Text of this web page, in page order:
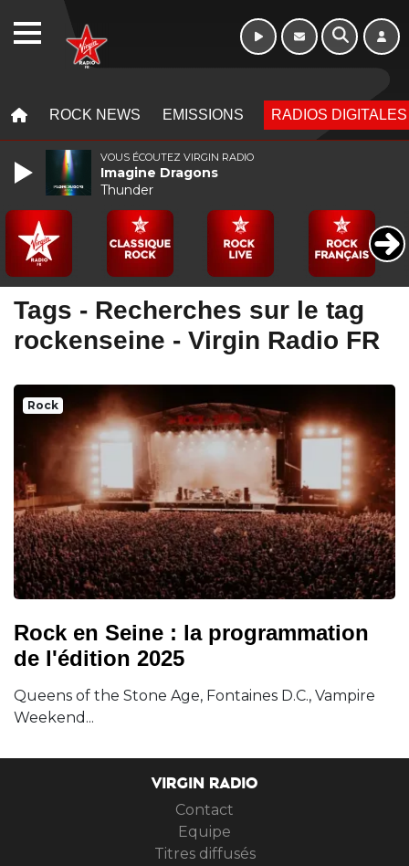
ROCK NEWS EMISSIONS RADIOS DIGITALES
Tags - Recherches sur le tag
rockenseine - Virgin Radio FR
Rock
Rock en Seine : la programmation
de l'édition 2025
Queens of the Stone Age, Fontaines D.C., Vampire
Weekend...
VIRGIN RADIO
Contact
Equipe
Titres diffusés
VOUS ÉCOUTEZ VIRGIN RADIO
Imagine Dragons
Thunder
WEBRADIO Morning - 6h à 10h